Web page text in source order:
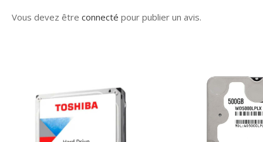
Vous devez être connecté pour publier un avis.